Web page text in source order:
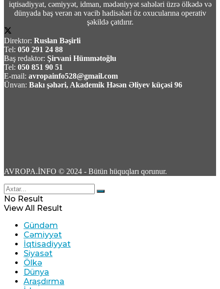
18
Rusiyada Azərbaycan əsilli idmançıya hökm
oxundu
Türkiyə, Səudiyyə Ərəbistanı və Pakistan
üçtərəfli müdafiə sazişi imzalayacaq
07 Avqust 2026 / 11:06
3
Tərtər şəhərində ər və arvadın yanaraq
öldüyü hadisənin qəsdən törədilməsi bəlli
iqtisadiyyat, cəmiyyət, idman, mədəniyyət sahələri üzrə ölkədə və
dünyada baş verən ən vacib hadisələri öz oxucularına operativ
şəkildə çatdırır.
Direktor: Ruslan Bəşirli
Tel: 050 291 24 88
Baş redaktor: Şirvani Hümmətoğlu
Tel: 050 851 90 51
E-mail: avropainfo528@gmail.com
Ünvan: Bakı şəhəri, Akademik Həsən Əliyev küçəsi 96
AVROPA.İNFO © 2024 - Bütün hüquqları qorunur.
No Result
View All Result
Gündəm
Cəmiyyət
İqtisadiyyat
Siyasət
Ölkə
Dünya
Araşdırma